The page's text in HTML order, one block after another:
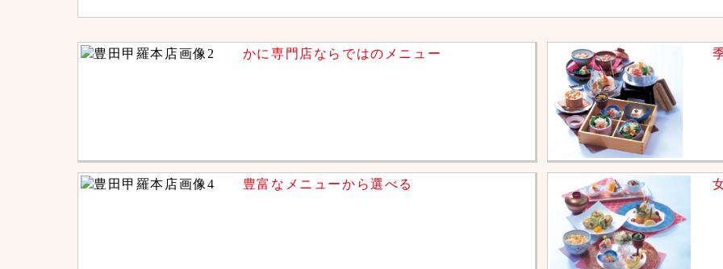
かに専門店ならではのメニュー
豊富なメニューから選べる